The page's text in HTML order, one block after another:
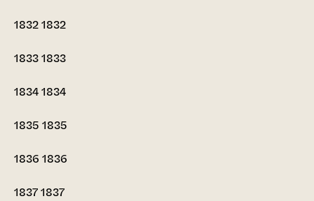
18321832
18331833
18341834
1835 1835
1836 1836
18371837